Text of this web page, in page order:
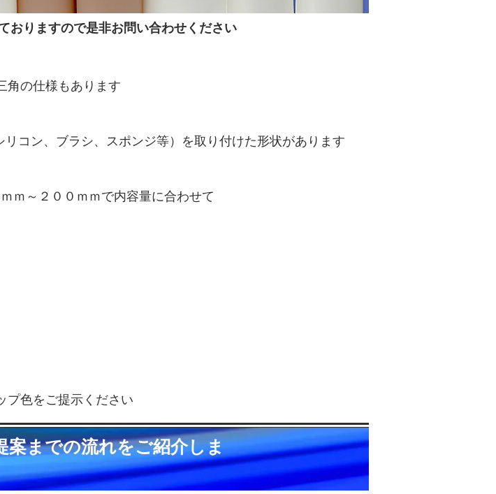
おりますので是非お問い合わせください
角の仕様もあります
コン、ブラシ、スポンジ等）を取り付けた形状があります
ｍ～２００ｍｍで内容量に合わせて
プ色をご提示ください
までの流れをご紹介しま